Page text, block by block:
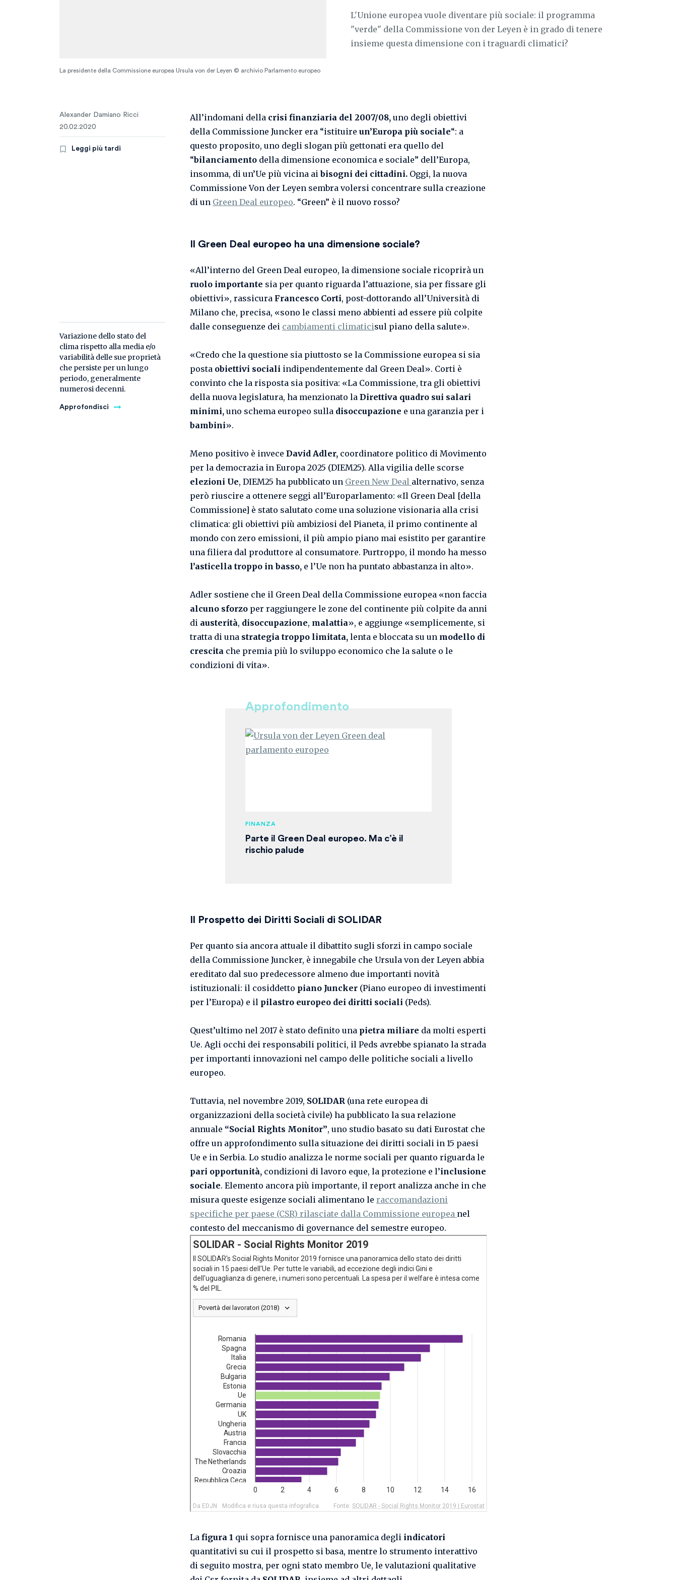
L'Unione europea vuole diventare più sociale: il programma
"verde" della Commissione von der Leyen è in grado di tenere
insieme questa dimensione con i traguardi climatici?
La presidente della Commissione europea Ursula von der Leyen © archivio Parlamento europeo
Alexander Damiano Ricci
20.02.2020
Leggi più tardi
All’indomani della crisi finanziaria del 2007/08, uno degli obiettivi
della Commissione Juncker era “istituire un’Europa più sociale“: a
questo proposito, uno degli slogan più gettonati era quello del
“bilanciamento della dimensione economica e sociale” dell’Europa,
insomma, di un’Ue più vicina aibisogni dei cittadini. Oggi, la nuova
Commissione Von der Leyen sembra volersi concentrare sulla creazione
di un Green Deal europeo. “Green” è il nuovo rosso?
Il Green Deal europeo ha una dimensione sociale?
«All’interno del Green Deal europeo, la dimensione sociale ricoprirà un
ruolo importante sia per quanto riguarda l’attuazione, sia per fissare gli
obiettivi», rassicura Francesco Corti, post-dottorando all’Università di
Milano che, precisa, «sono le classi meno abbienti ad essere più colpite
dalle conseguenze dei cambiamenti climatici
Variazione dello stato del
clima rispetto alla media e/o
variabilità delle sue proprietà
che persiste per un lungo
periodo, generalmente
numerosi decenni.
Approfondisci
sul piano della salute».
«Credo che la questione sia piuttosto se la Commissione europea si sia
posta obiettivi sociali indipendentemente dal Green Deal». Corti è
convinto che la risposta sia positiva: «La Commissione, tra gli obiettivi
della nuova legislatura, ha menzionato la Direttiva quadro sui salari
minimi, uno schema europeo sulla disoccupazione e una garanzia per i
bambini».
Meno positivo è invece David Adler, coordinatore politico di Movimento
per la democrazia in Europa 2025 (DIEM25). Alla vigilia delle scorse
elezioni Ue, DIEM25 ha pubblicato un Green New Deal alternativo, senza
però riuscire a ottenere seggi all’Europarlamento: «Il Green Deal [della
Commissione] è stato salutato come una soluzione visionaria alla crisi
climatica: gli obiettivi più ambiziosi del Pianeta, il primo continente al
mondo con zero emissioni, il più ampio piano mai esistito per garantire
una filiera dal produttore al consumatore. Purtroppo, il mondo ha messo
l’asticella troppo in basso, e l’Ue non ha puntato abbastanza in alto».
Adler sostiene che il Green Deal della Commissione europea «non faccia
alcuno sforzo per raggiungere le zone del continente più colpite da anni
di austerità, disoccupazione, malattia», e aggiunge «semplicemente, si
tratta di una strategia troppo limitata, lenta e bloccata su un modello di
crescita che premia più lo sviluppo economico che la salute o le
condizioni di vita».
Approfondimento
FINANZA
Parte il Green Deal europeo. Ma c’è il
rischio palude
Il Prospetto dei Diritti Sociali di SOLIDAR
Per quanto sia ancora attuale il dibattito sugli sforzi in campo sociale
della Commissione Juncker, è innegabile che Ursula von der Leyen abbia
ereditato dal suo predecessore almeno due importanti novità
istituzionali: il cosiddetto piano Juncker (Piano europeo di investimenti
per l’Europa) e il pilastro europeo dei diritti sociali (Peds).
Quest’ultimo nel 2017 è stato definito una pietra miliare da molti esperti
Ue. Agli occhi dei responsabili politici, il Peds avrebbe spianato la strada
per importanti innovazioni nel campo delle politiche sociali a livello
europeo.
Tuttavia, nel novembre 2019, SOLIDAR (una rete europea di
organizzazioni della società civile) ha pubblicato la sua relazione
annuale “Social Rights Monitor”, uno studio basato su dati Eurostat che
offre un approfondimento sulla situazione dei diritti sociali in 15 paesi
Ue e in Serbia. Lo studio analizza le norme sociali per quanto riguarda le
pari opportunità, condizioni di lavoro eque, la protezione e l’inclusione
sociale. Elemento ancora più importante, il report analizza anche in che
misura queste esigenze sociali alimentano le raccomandazioni
specifiche per paese (CSR) rilasciate dalla Commissione europea nel
contesto del meccanismo di governance del semestre europeo.
La figura 1 qui sopra fornisce una panoramica degli indicatori
quantitativi su cui il prospetto si basa, mentre lo strumento interattivo
di seguito mostra, per ogni stato membro Ue, le valutazioni qualitative